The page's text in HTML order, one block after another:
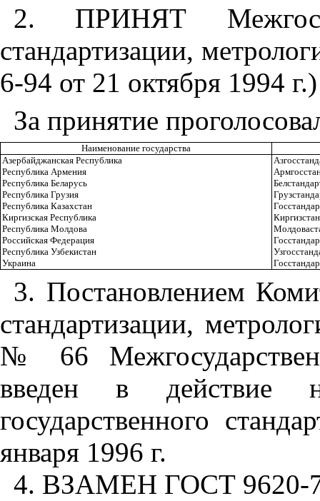
2. ПРИНЯТ
стандартизации,
6-94 от 21 октября 1994 г.)
За принятие
Наименование государства
Азербайджанская Республика
Республика Армения
Республика Беларусь
Республика Грузия
Республика Казахстан
Киргизская Республика
Республика Молдова
Российская Федерация
Республика Узбекистан
Украина
3. Постановлением
стандартизации,
№ 66
введен в действие
государственного
января 1996 г.
4. ВЗАМЕН ГОСТ 9620-